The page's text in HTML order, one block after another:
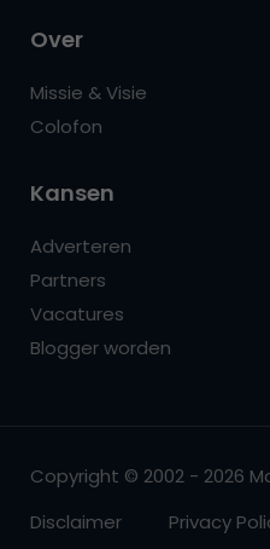
Over
Missie & Visie
Colofon
Kansen
Adverteren
Partners
Vacatures
Blogger worden
Copyright © 2002 - 2026
Disclaimer
Privacy